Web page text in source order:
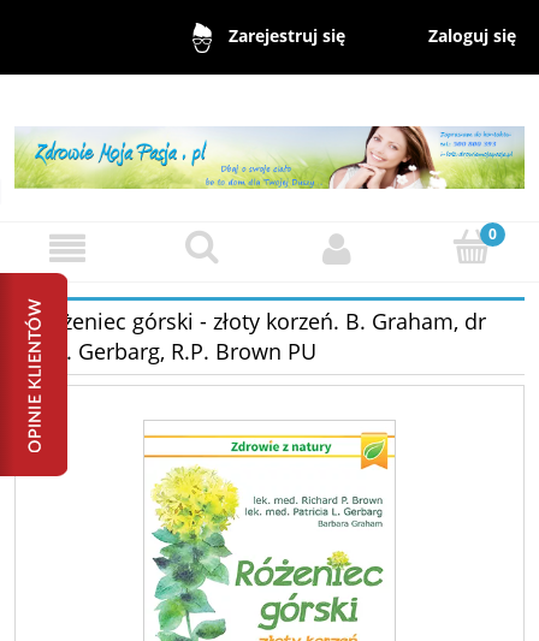
Zarejestruj się Zaloguj się
Różeniec górski - złoty korzeń. B. Graham, dr
P.L. Gerbarg, R.P. Brown PU